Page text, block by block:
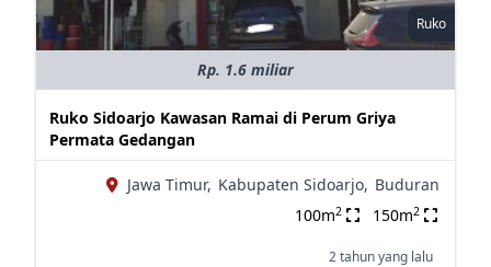
Ruko
Rp. 1.6 miliar
Ruko Sidoarjo Kawasan Ramai di Perum Griya
Permata Gedangan
Jawa Timur, Kabupaten Sidoarjo, Buduran
100m2 150m2
2 tahun yang lalu